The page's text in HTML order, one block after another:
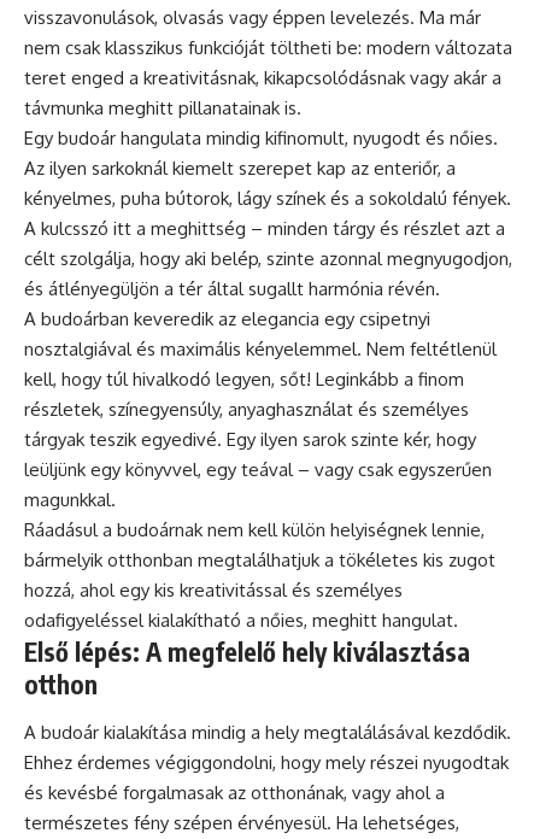
visszavonulások, olvasás vagy éppen levelezés. Ma már
nem csak klasszikus funkcióját töltheti be: modern változata
teret enged a kreativitásnak, kikapcsolódásnak vagy akár a
távmunka meghitt pillanatainak is.
Egy budoár hangulata mindig kifinomult, nyugodt és nőies.
Az ilyen sarkoknál kiemelt szerepet kap az enteriőr, a
kényelmes, puha bútorok, lágy színek és a sokoldalú fények.
A kulcsszó itt a meghittség – minden tárgy és részlet azt a
célt szolgálja, hogy aki belép, szinte azonnal megnyugodjon,
és átlényegüljön a tér által sugallt harmónia révén.
A budoárban keveredik az elegancia egy csipetnyi
nosztalgiával és maximális kényelemmel. Nem feltétlenül
kell, hogy túl hivalkodó legyen, sőt! Leginkább a finom
részletek, színegyensúly, anyaghasználat és személyes
tárgyak teszik egyedivé. Egy ilyen sarok szinte kér, hogy
leüljünk egy könyvvel, egy teával – vagy csak egyszerűen
magunkkal.
Ráadásul a budoárnak nem kell külön helyiségnek lennie,
bármelyik otthonban megtalálhatjuk a tökéletes kis zugot
hozzá, ahol egy kis kreativitással és személyes
odafigyeléssel kialakítható a nőies, meghitt hangulat.
Első lépés: A megfelelő hely kiválasztása
otthon
A budoár kialakítása mindig a hely megtalálásával kezdődik.
Ehhez érdemes végiggondolni, hogy mely részei nyugodtak
és kevésbé forgalmasak az otthonának, vagy ahol a
természetes fény szépen érvényesül. Ha lehetséges,